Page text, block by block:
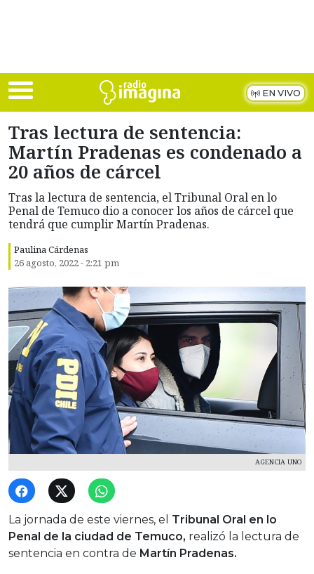
EN VIVO
Tras lectura de sentencia:
Martín Pradenas es condenado a
20 años de cárcel
Tras la lectura de sentencia, el Tribunal Oral en lo
Penal de Temuco dio a conocer los años de cárcel que
tendrá que cumplir Martín Pradenas.
Paulina Cárdenas
26 agosto, 2022 - 2:21 pm
AGENCIA UNO
La jornada de este viernes, el Tribunal Oral en lo
Penal de la ciudad de Temuco, realizó la lectura de
sentencia en contra de Martín Pradenas.